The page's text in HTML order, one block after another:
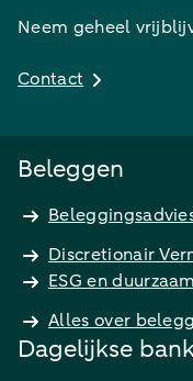
Neem geheel
Contact
Beleggen
Discretionair
ESG en
Alles over
Dagelijkse